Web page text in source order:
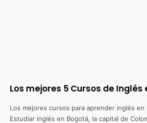
Los mejores 5 Cursos de Inglés
Los mejores cursos para aprender inglés en
Estudiar inglés en Bogotá, la capital de